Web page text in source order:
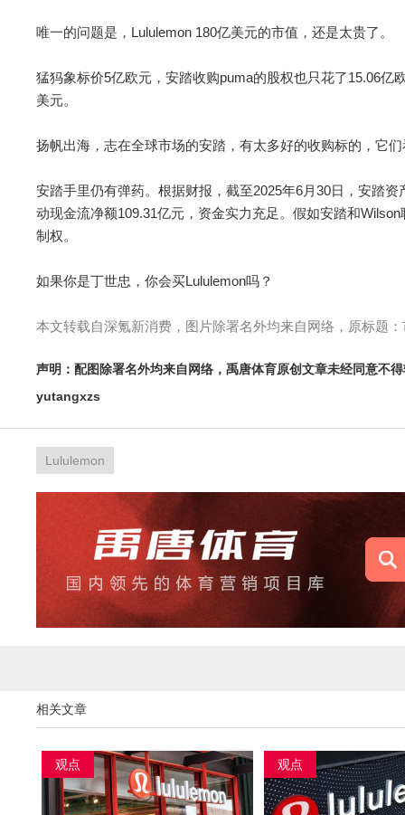
唯一的问题是，Lululemon 180亿美元的市值，还是太贵了。
猛犸象标价5亿欧元，安踏收购puma的股权也只花了15.06亿
美元。
扬帆出海，志在全球市场的安踏，有太多好的收购标的，它
安踏手里仍有弹药。根据财报，截至2025年6月30日，安踏
动现金流净额109.31亿元，资金实力充足。假如安踏和
制权。
如果你是丁世忠，你会买Lululemon吗？
本文转载自深氪新消费，图片除署名外均来自网络，原标题
声明：配图除署名外均来自网络，禹唐体育原创文章未经同意不
yutangxzs
Lululemon
相关文章
观点 观点